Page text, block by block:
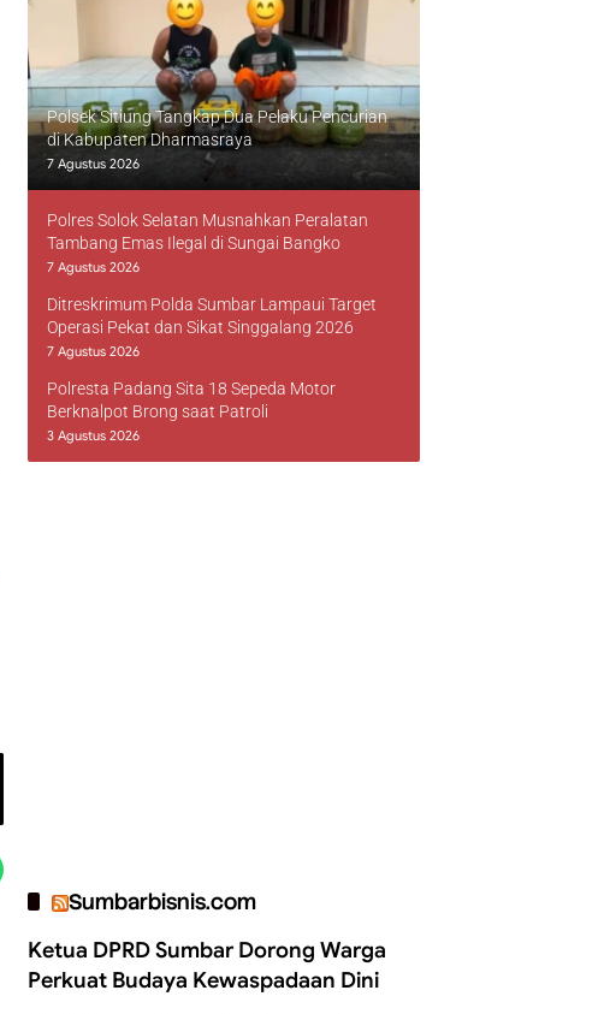
Polsek Sitiung Tangkap Dua Pelaku Pencurian
di Kabupaten Dharmasraya
7 Agustus 2026
Polres Solok Selatan Musnahkan Peralatan
Tambang Emas Ilegal di Sungai Bangko
7 Agustus 2026
Ditreskrimum Polda Sumbar Lampaui Target
Operasi Pekat dan Sikat Singgalang 2026
7 Agustus 2026
Polresta Padang Sita 18 Sepeda Motor
Berknalpot Brong saat Patroli
3 Agustus 2026
Sumbarbisnis.com
Ketua DPRD Sumbar Dorong Warga
Perkuat Budaya Kewaspadaan Dini